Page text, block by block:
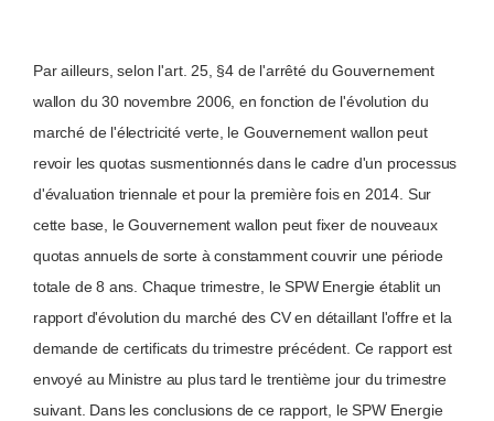
Par ailleurs, selon l'art. 25, §4 de l'arrêté du Gouvernement
wallon du 30 novembre 2006, en fonction de l'évolution du
marché de l'électricité verte, le Gouvernement wallon peut
revoir les quotas susmentionnés dans le cadre d'un processus
d'évaluation triennale et pour la première fois en 2014. Sur
cette base, le Gouvernement wallon peut fixer de nouveaux
quotas annuels de sorte à constamment couvrir une période
totale de 8 ans. Chaque trimestre, le SPW Energie établit un
rapport d'évolution du marché des CV en détaillant l'offre et la
demande de certificats du trimestre précédent. Ce rapport est
envoyé au Ministre au plus tard le trentième jour du trimestre
suivant. Dans les conclusions de ce rapport, le SPW Energie